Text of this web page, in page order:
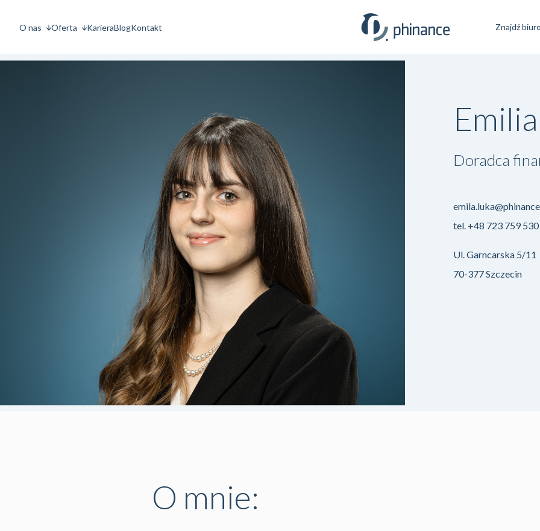
O nas Oferta KarieraBlogKontakt Znajdź
Doradca
tel. +48 723 759 530
Ul. Garncarska 5/11
70-377 Szczecin
O mnie: